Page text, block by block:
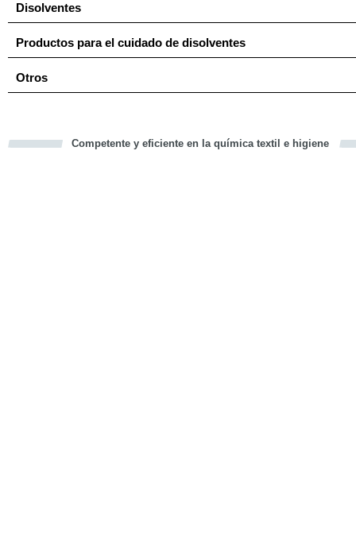
Disolventes
Productos para el cuidado de disolventes
Otros
Competente y eficiente en la química textil e higiene